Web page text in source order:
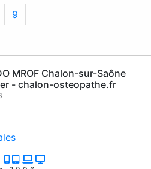
9
MROF Chalon-sur-Saône
- chalon-osteopathe.fr